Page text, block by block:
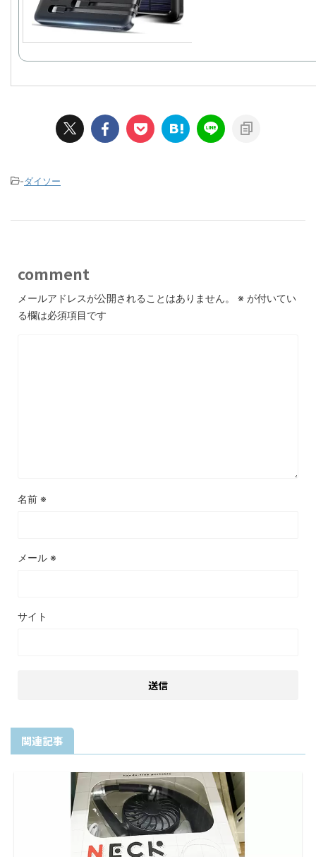
-ダイソー
comment
メールアドレスが公開されることはありません。 ※ が付いてい
る欄は必須項目です
名前 ※
メール ※
サイト
関連記事